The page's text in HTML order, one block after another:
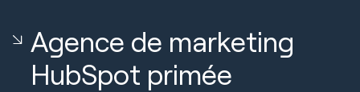
Agence de marketing
HubSpot primée